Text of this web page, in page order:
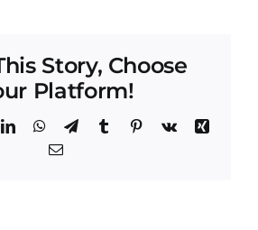
Story, Choose
Platform!
LinkedInWhatsApp
TelegramTumblrPinterest
Vk
Xing
Correo